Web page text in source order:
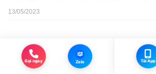
13/05/2023
Xem nhiều
Gọi ngay
Zalo
Zalo Tải App